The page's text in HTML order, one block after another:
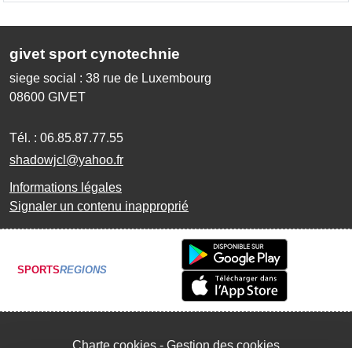
givet sport cynotechnie
siege social : 38 rue de Luxembourg
08600 GIVET
Tél. : 06.85.87.77.55
shadowjcl@yahoo.fr
Informations légales
Signaler un contenu inapproprié
SPORTSREGIONS
Charte cookies Gestion des cookies